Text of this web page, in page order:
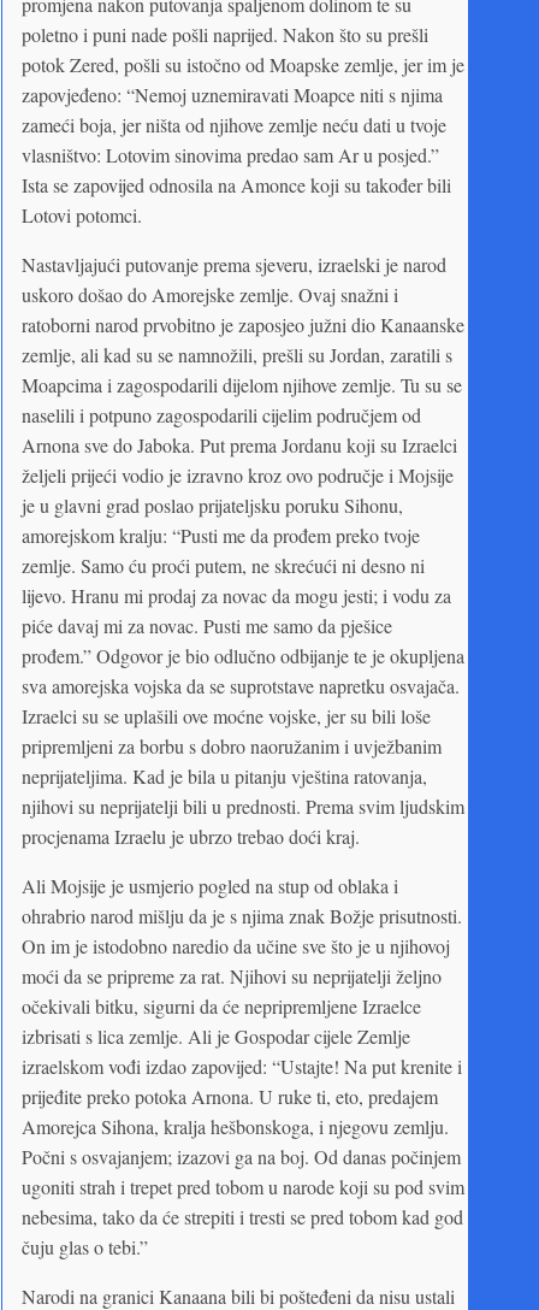
poletno i puni nade pošli naprijed. Nakon što su prešli
potok Zered, pošli su istočno od Moapske zemlje, jer im je
zapovjeđeno: “Nemoj uznemiravati Moapce niti s njima
zameći boja, jer ništa od njihove zemlje neću dati u tvoje
vlasništvo: Lotovim sinovima predao sam Ar u posjed.”
Ista se zapovijed odnosila na Amonce koji su također bili
Lotovi potomci.
Nastavljajući putovanje prema sjeveru, izraelski je narod
uskoro došao do Amorejske zemlje. Ovaj snažni i
ratoborni narod prvobitno je zaposjeo južni dio Kanaanske
zemlje, ali kad su se namnožili, prešli su Jordan, zaratili s
Moapcima i zagospodarili dijelom njihove zemlje. Tu su se
naselili i potpuno zagospodarili cijelim područjem od
Arnona sve do Jaboka. Put prema Jordanu koji su Izraelci
željeli prijeći vodio je izravno kroz ovo područje i Mojsije
je u glavni grad poslao prijateljsku poruku Sihonu,
amorejskom kralju: “Pusti me da prođem preko tvoje
zemlje. Samo ću proći putem, ne skrećući ni desno ni
lijevo. Hranu mi prodaj za novac da mogu jesti; i vodu za
piće davaj mi za novac. Pusti me samo da pješice
prođem.” Odgovor je bio odlučno odbijanje te je okupljena
sva amorejska vojska da se suprotstave napretku osvajača.
Izraelci su se uplašili ove moćne vojske, jer su bili loše
pripremljeni za borbu s dobro naoružanim i uvježbanim
neprijateljima. Kad je bila u pitanju vještina ratovanja,
njihovi su neprijatelji bili u prednosti. Prema svim ljudskim
procjenama Izraelu je ubrzo trebao doći kraj.
Ali Mojsije je usmjerio pogled na stup od oblaka i
ohrabrio narod mišlju da je s njima znak Božje prisutnosti.
On im je istodobno naredio da učine sve što je u njihovoj
moći da se pripreme za rat. Njihovi su neprijatelji željno
očekivali bitku, sigurni da će nepripremljene Izraelce
izbrisati s lica zemlje. Ali je Gospodar cijele Zemlje
izraelskom vođi izdao zapovijed: “Ustajte! Na put krenite i
prijeđite preko potoka Arnona. U ruke ti, eto, predajem
Amorejca Sihona, kralja hešbonskoga, i njegovu zemlju.
Počni s osvajanjem; izazovi ga na boj. Od danas počinjem
ugoniti strah i trepet pred tobom u narode koji su pod svim
nebesima, tako da će strepiti i tresti se pred tobom kad god
čuju glas o tebi.”
Narodi na granici Kanaana bili bi pošteđeni da nisu ustali